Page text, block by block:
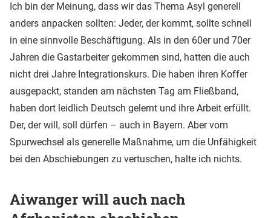
Ich bin der Meinung, dass wir das Thema Asyl generell
anders anpacken sollten: Jeder, der kommt, sollte schnell
in eine sinnvolle Beschäftigung. Als in den 60er und 70er
Jahren die Gastarbeiter gekommen sind, hatten die auch
nicht drei Jahre Integrationskurs. Die haben ihren Koffer
ausgepackt, standen am nächsten Tag am Fließband,
haben dort leidlich Deutsch gelernt und ihre Arbeit erfüllt.
Der, der will, soll dürfen – auch in Bayern. Aber vom
Spurwechsel als generelle Maßnahme, um die Unfähigkeit
bei den Abschiebungen zu vertuschen, halte ich nichts.
Aiwanger will auch nach